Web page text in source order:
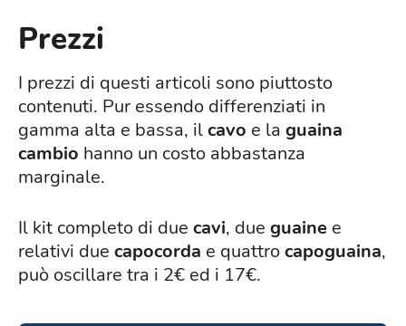
Prezzi
I prezzi di questi articoli sono piuttosto
contenuti. Pur essendo differenziati in
gamma alta e bassa, ilcavo e la guaina
cambio hanno un costo abbastanza
marginale.
Il kit completo di due cavi, due guaine e
relativi due capocorda e quattrocapoguaina,
può oscillare tra i 2€ ed i 17€.